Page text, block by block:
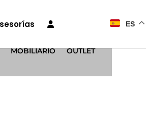
ES
MOBILIARIO
OUTLET